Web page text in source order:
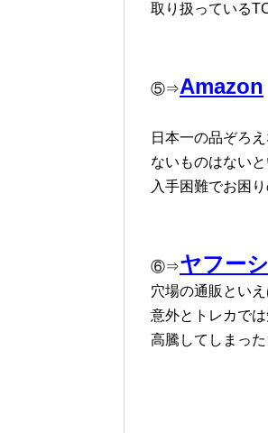
取り扱っている
⑤⇒Amazon
日本一の品ぞろ
ないものはない
入手困難でお困
⑥⇒ヤフー
穴場の通販とい
意外とトレカで
高騰してしまっ